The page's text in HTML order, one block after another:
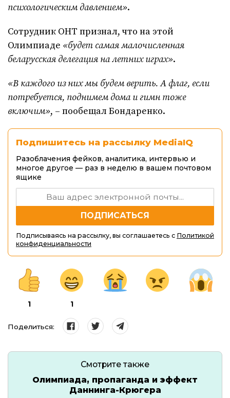
психологическим давлением».
Сотрудник ОНТ признал, что на этой
Олимпиаде «будет самая малочисленная
беларусская делегация на летних играх».
«В каждого из них мы будем верить. А флаг, если
потребуется, поднимем дома и гимн тоже
включим», – пообещал Бондаренко.
Подпишитесь на рассылку MediaIQ
Разоблачения фейков, аналитика, интервью и
многое другое — раз в неделю в вашем почтовом
ящике
Подписываясь на рассылку, вы соглашаетесь с Политикой
конфиденциальности
1 1
Поделиться:
Смотрите также
Олимпиада, пропаганда и эффект
Даннинга-Крюгера